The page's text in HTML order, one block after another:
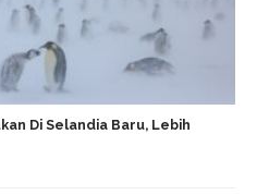
Di Selandia Baru, Lebih